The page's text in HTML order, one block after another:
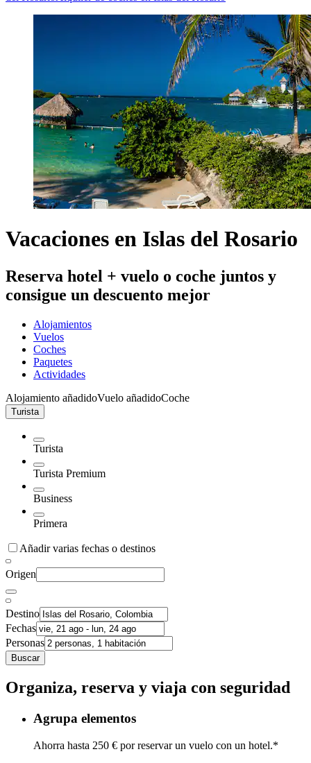
Vacaciones en Islas del Rosario
Reserva hotel + vuelo o coche juntos y
consigue un descuento mejor
Alojamientos
Vuelos
Coches
Paquetes
Actividades
Alojamiento añadidoVuelo añadidoCoche
Turista
Turista
Turista Premium
Business
Primera
Añadir varias fechas o destinos
Origen
Destino
Fechas
Personas
Buscar
Organiza, reserva y viaja con seguridad
Agrupa elementos
Ahorra hasta 250 € por reservar un vuelo con un hotel.*